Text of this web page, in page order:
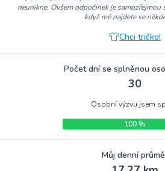
neunikne. Ovšem odpočinek je samozřejmou
když mě najdete se
Chci tričko!
Počet dní se splněnou
30
Osobní výzvu jsem
100 %
Můj denní